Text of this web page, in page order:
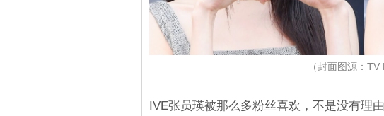
（封面图源：TV
IVE张员瑛被那么多粉丝喜欢，不是没有理